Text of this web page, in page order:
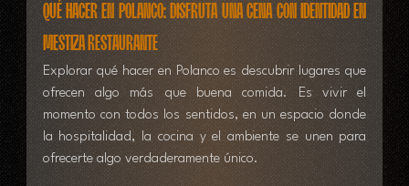
Qué hacer en Polanco: disfruta una cena con identidad en
Mestiza Restaurante
Explorar qué hacer en Polanco es descubrir lugares que
ofrecen algo más que buena comida. Es vivir el
momento con todos los sentidos, en un espacio donde
la hospitalidad, la cocina y el ambiente se unen para
ofrecerte algo verdaderamente único.